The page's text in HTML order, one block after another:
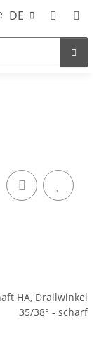
DE